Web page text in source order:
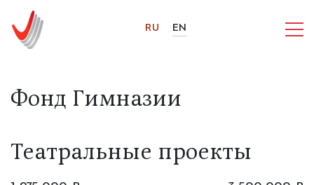
RU EN
Фонд Гимназии
Театральные проекты